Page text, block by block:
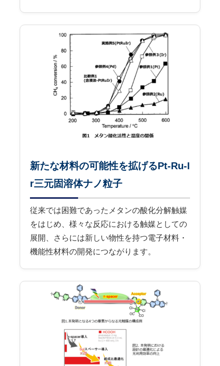
新たな材料の可能性を拡げるPt-Ru-I
r三元固溶体ナノ粒子
従来では困難であったメタンの酸化分解触媒
をはじめ、様々な反応における触媒としての
展開、さらには新しい物性を持つ電子材料・
機能性材料の開発につながります。